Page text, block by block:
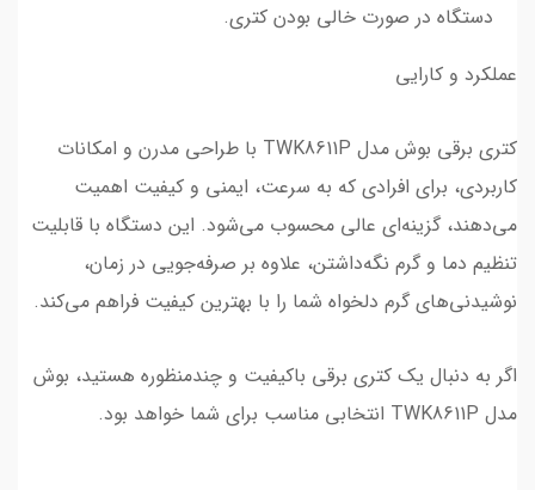
دستگاه در صورت خالی بودن کتری.
عملکرد و کارایی
کتری برقی بوش مدل TWK8611P با طراحی مدرن و امکانات
کاربردی، برای افرادی که به سرعت، ایمنی و کیفیت اهمیت
می‌دهند، گزینه‌ای عالی محسوب می‌شود. این دستگاه با قابلیت
تنظیم دما و گرم نگه‌داشتن، علاوه بر صرفه‌جویی در زمان،
نوشیدنی‌های گرم دلخواه شما را با بهترین کیفیت فراهم می‌کند.
اگر به دنبال یک کتری برقی باکیفیت و چندمنظوره هستید، بوش
مدل TWK8611P انتخابی مناسب برای شما خواهد بود.